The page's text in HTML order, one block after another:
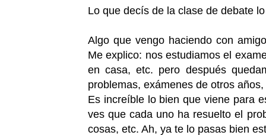
Lo que decís de la clase de debate
Algo que vengo haciendo con
Me explico: nos estudiamos el
en casa, etc. pero después
problemas, exámenes de otros
Es increíble lo bien que viene para
ves que cada uno ha resuelto el
cosas, etc. Ah, ya te lo pasas bien